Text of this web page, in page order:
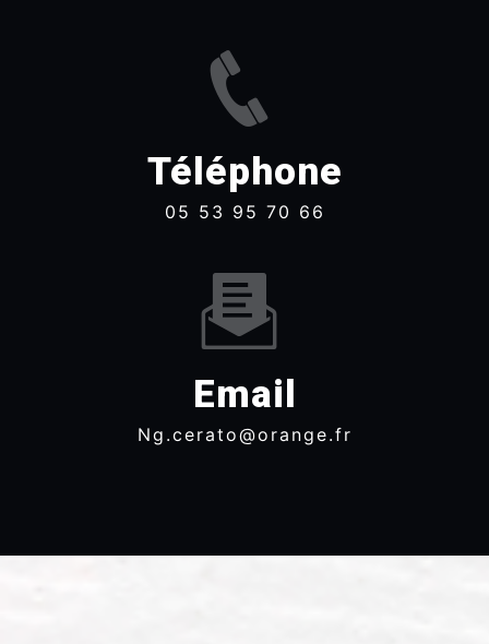
Téléphone
05 53 95 70 66
Email
ng.cerato@orange.fr